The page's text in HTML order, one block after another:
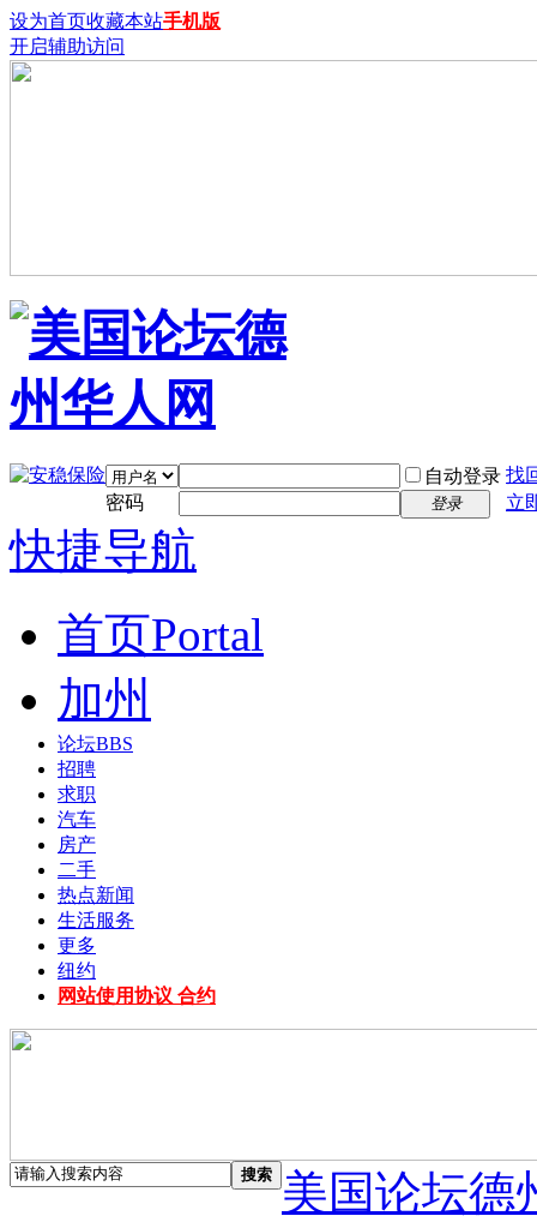
设为首页收藏本站手机版
开启辅助访问
自动登录 找
密码
登录 立
快捷导航
首页Portal
加州
论坛BBS
招聘
求职
汽车
房产
二手
热点新闻
生活服务
更多
纽约
网站使用协议 合约
搜索
美国论坛德